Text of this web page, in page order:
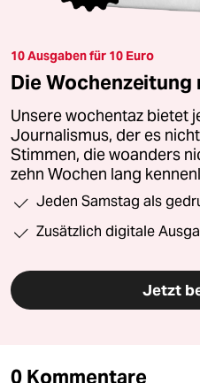
10 Ausgaben für 10 Euro
Die
Unsere wochentaz bietet
Journalismus, der es
Stimmen, die woanders
zehn Wochen lang
Jeden Samstag als
Zusätzlich digitale
Jetzt
0 Kommentare